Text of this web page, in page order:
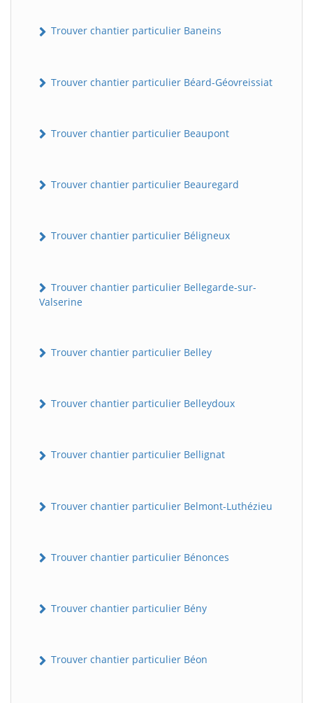
Trouver chantier particulier Baneins
Trouver chantier particulier Béard-Géovreissiat
Trouver chantier particulier Beaupont
Trouver chantier particulier Beauregard
Trouver chantier particulier Béligneux
Trouver chantier particulier Bellegarde-sur-
Valserine
Trouver chantier particulier Belley
Trouver chantier particulier Belleydoux
Trouver chantier particulier Bellignat
Trouver chantier particulier Belmont-Luthézieu
Trouver chantier particulier Bénonces
Trouver chantier particulier Bény
Trouver chantier particulier Béon